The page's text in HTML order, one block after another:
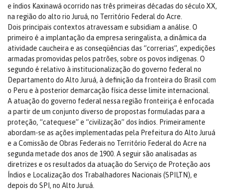
e índios Kaxinawá ocorrido nas três primeiras décadas do século XX,
na região do alto rio Juruá, no Território Federal do Acre.
Dois principais contextos atravessam e subsidiam a análise. O
primeiro é a implantação da empresa seringalista, a dinâmica da
atividade caucheira e as conseqüências das “correrias”, expedições
armadas promovidas pelos patrões, sobre os povos indígenas. O
segundo é relativo à institucionalização do governo federal no
Departamento do Alto Juruá, à definição da fronteira do Brasil com
o Peru e à posterior demarcação física desse limite internacional.
A atuação do governo federal nessa região fronteiriça é enfocada
a partir de um conjunto diverso de propostas formuladas para a
proteção, “catequese” e “civilização” dos índios. Primeiramente
abordam-se as ações implementadas pela Prefeitura do Alto Juruá
e a Comissão de Obras Federais no Território Federal do Acre na
segunda metade dos anos de 1900. A seguir são analisadas as
diretrizes e os resultados da atuação do Serviço de Proteção aos
Índios e Localização dos Trabalhadores Nacionais (SPILTN), e
depois do SPI, no Alto Juruá.